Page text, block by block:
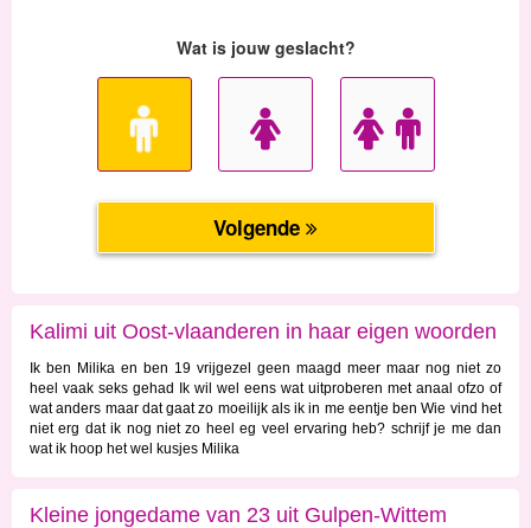
Kalimi uit Oost-vlaanderen in haar eigen woorden
Ik ben Milika en ben 19 vrijgezel geen maagd meer maar nog niet zo
heel vaak seks gehad Ik wil wel eens wat uitproberen met anaal ofzo of
wat anders maar dat gaat zo moeilijk als ik in me eentje ben Wie vind het
niet erg dat ik nog niet zo heel eg veel ervaring heb? schrijf je me dan
wat ik hoop het wel kusjes Milika
Kleine jongedame van 23 uit Gulpen-Wittem